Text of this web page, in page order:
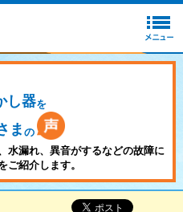
し器を
ま の
水漏れ、異音がするなどの故障に
ご紹介します。